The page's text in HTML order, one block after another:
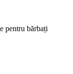
pentru bărbați